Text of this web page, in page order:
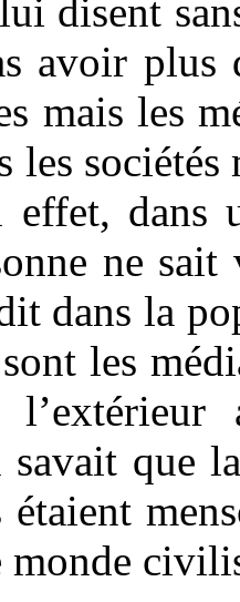
disent
avoir plus
mais les
les sociétés
dans
ne
dans la
les
que
étaient
monde